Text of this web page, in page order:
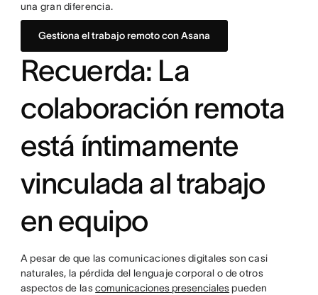
una gran diferencia.
Gestiona el trabajo remoto con Asana
Recuerda: La
colaboración remota
está íntimamente
vinculada al trabajo
en equipo
A pesar de que las comunicaciones digitales son casi
naturales, la pérdida del lenguaje corporal o de otros
aspectos de lascomunicaciones presenciales pueden